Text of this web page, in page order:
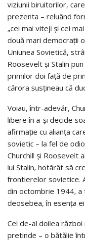
viziunii biruitorilor,
prezenta – reluând
„cei mai viteji și cei
două mari democrații
Uniunea Sovietică,
Roosevelt și Stalin
primilor doi față de
cărora susțineau că
Voiau, într-adevăr,
libere în a-și decide
afirmație cu alianța
sovietic – la fel de
Churchill și Roosevelt
lui Stalin, hotărât să
frontierelor sovietice.
din octombrie 1944,
deosebea, în esența
Cel de-al doilea război
pretinde – o bătălie